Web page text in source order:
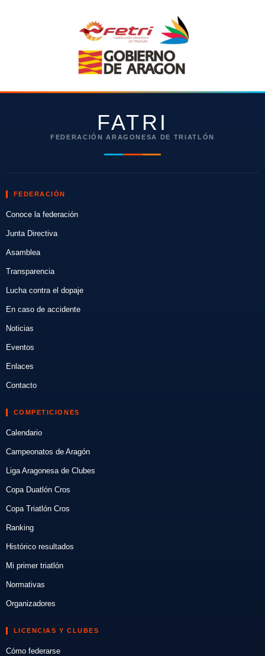
FATRI
FEDERACIÓN ARAGONESA DE TRIATLÓN
FEDERACIÓN
Conoce la federación
Junta Directiva
Asamblea
Transparencia
Lucha contra el dopaje
En caso de accidente
Noticias
Eventos
Enlaces
Contacto
COMPETICIONES
Calendario
Campeonatos de Aragón
Liga Aragonesa de Clubes
Copa Duatlón Cros
Copa Triatlón Cros
Ranking
Histórico resultados
Mi primer triatlón
Normativas
Organizadores
LICENCIAS Y CLUBES
Cómo federarse